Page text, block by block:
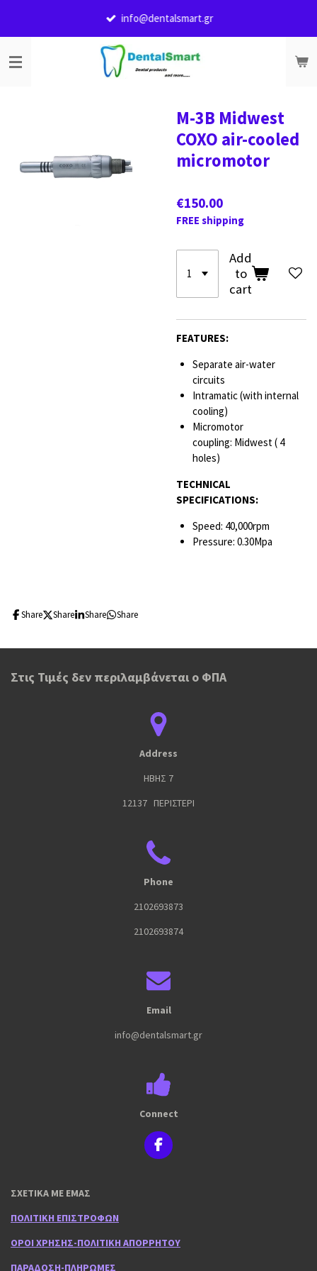
content
info@dentalsmart.gr
M-3B Midwest
COXO air-cooled
micromotor
€150.00
FREE shipping
Add
to
cart
FEATURES:
Separate air-water
circuits
Intramatic (with internal
cooling)
Micromotor
coupling: Midwest ( 4
holes)
TECHNICAL
SPECIFICATIONS:
Speed: 40,000rpm
Pressure: 0.30Mpa
Share Share Share Share
Στις Τιμές δεν περιλαμβάνεται ο ΦΠΑ
Address
ΗΒΗΣ 7
12137 ΠΕΡΙΣΤΕΡΙ
Phone
2102693873
2102693874
Email
info@dentalsmart.gr
Connect
F
a
k
ΣΧΕΤΙΚΑ ΜΕ ΕΜΑΣ
ΠΟΛΙΤΙΚΗ ΕΠΙΣΤΡΟΦΩΝ
ΟΡΟΙ ΧΡΗΣΗΣ-ΠΟΛΙΤΙΚΗ ΑΠΟΡΡΗΤΟΥ
ΠΑΡΑΔΟΣΗ-ΠΛΗΡΩΜΕΣ